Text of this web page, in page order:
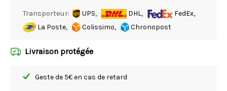
Transporteur: UPS, DHL,
FedEx,
La Poste,
Colissimo, Chronopost
Livraison protégée
Geste de 5€ en cas de retard